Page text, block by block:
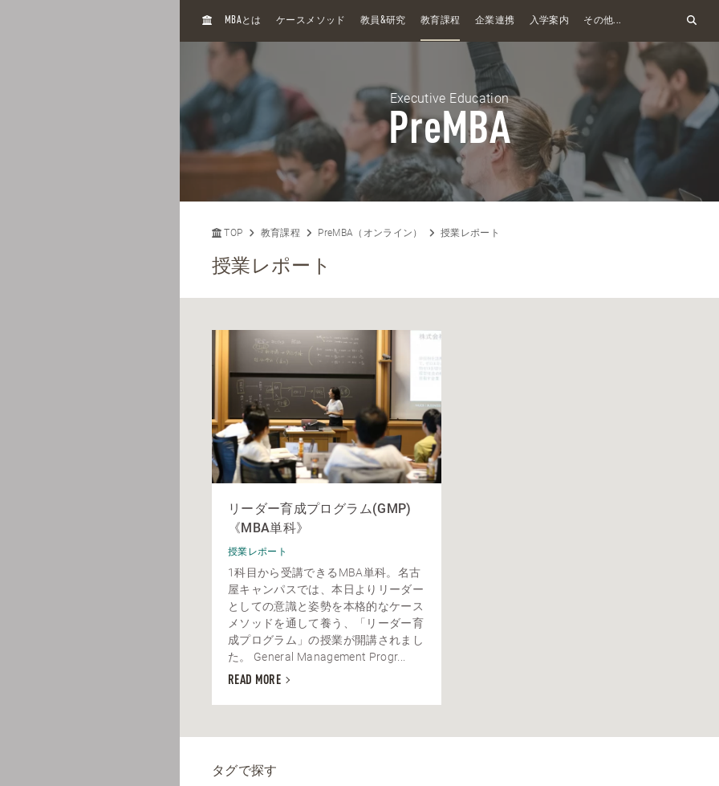
H
MBAとは ケースメソッド 教員&研究 教育課程 企業連携 入学案内 その他...
Executive Education
PreMBA
TOP 教育課程 PreMBA（オンライン） 授業レポート
授業レポート
リーダー育成プログラム(GMP)
《MBA単科》
授業レポート
1科目から受講できるMBA単科。名古
屋キャンパスでは、本日よりリーダー
としての意識と姿勢を本格的なケース
メソッドを通して養う、「リーダー育
成プログラム」の授業が開講されまし
た。 General Management Progr...
READ MORE
タグで探す